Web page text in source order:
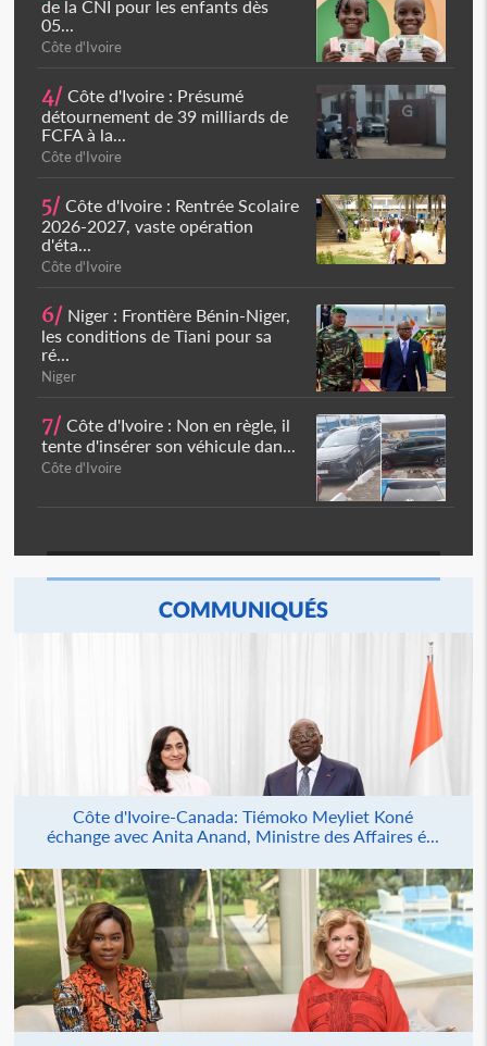
de la CNI pour les enfants dès
05...
Côte d'Ivoire
4/ Côte d'Ivoire : Présumé
détournement de 39 milliards de
FCFA à la...
Côte d'Ivoire
5/ Côte d'Ivoire : Rentrée Scolaire
2026-2027, vaste opération
d'éta...
Côte d'Ivoire
6/ Niger : Frontière Bénin-Niger,
les conditions de Tiani pour sa
ré...
Niger
7/ Côte d'Ivoire : Non en règle, il
tente d'insérer son véhicule dan...
Côte d'Ivoire
COMMUNIQUÉS
Côte d'Ivoire-Canada: Tiémoko Meyliet Koné
échange avec Anita Anand, Ministre des Affaires é...